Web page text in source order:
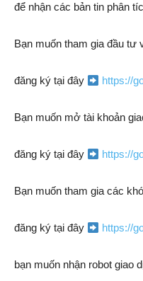
để nhận các bản tin phân
Bạn muốn tham gia đầu tư
đăng ký tại đây https://
Bạn muốn mở tài khoản
đăng ký tại đây https://
Bạn muốn tham gia các
đăng ký tại đây https://
bạn muốn nhận robot giao